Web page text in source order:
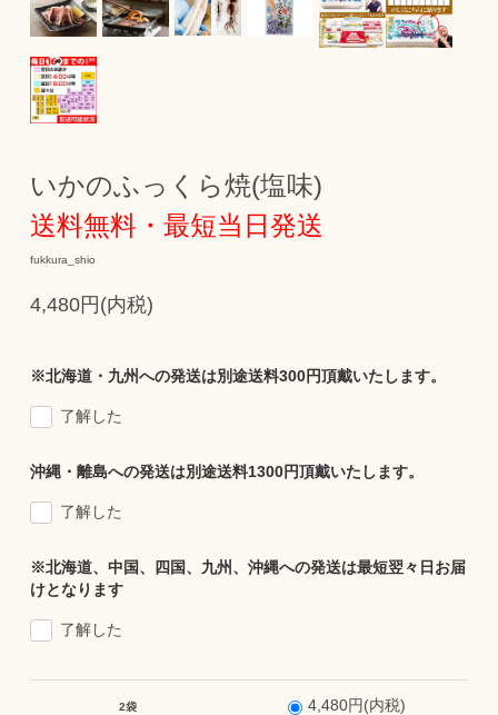
いかのふっくら焼(塩味)
送料無料・最短当日発送
fukkura_shio
4,480円(内税)
※北海道・九州への発送は別途送料300円頂戴いたします。
了解した
沖縄・離島への発送は別途送料1300円頂戴いたします。
了解した
※北海道、中国、四国、九州、沖縄への発送は最短翌々日お届
けとなります
了解した
2袋 4,480円(内税)